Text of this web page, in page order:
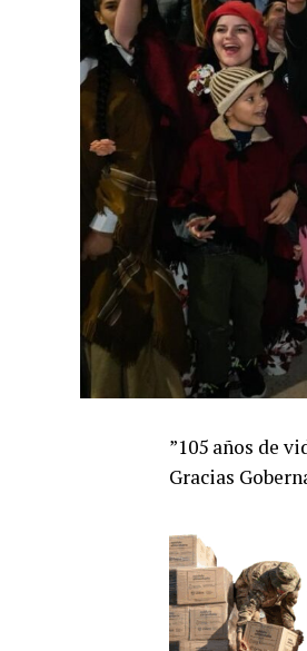
”105 años de
Gracias